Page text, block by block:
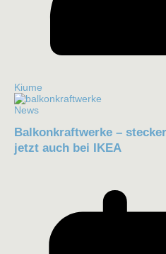
Kiume
News
Balkonkraftwerke –
jetzt auch bei IKEA